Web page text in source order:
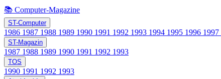
📚 Computer-Magazine
ST-Computer
1986 1987 1988 1989 1990 1991 1992 1993 1994 1995 1996 1997
ST-Magazin
1987 1988 1989 1990 1991 1992 1993
TOS
1990 1991 1992 1993